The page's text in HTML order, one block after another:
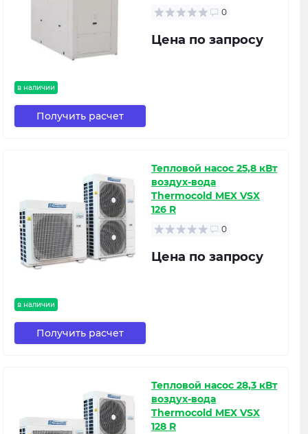
в наличии
0
Цена по запросу
Получить расчет
в наличии
Тепловой насос 25,8 кВт
воздух-вода
Thermocold MEX VSX
126 R
0
Цена по запросу
Получить расчет
Тепловой насос 28,3 кВт
воздух-вода
Thermocold MEX VSX
128 R